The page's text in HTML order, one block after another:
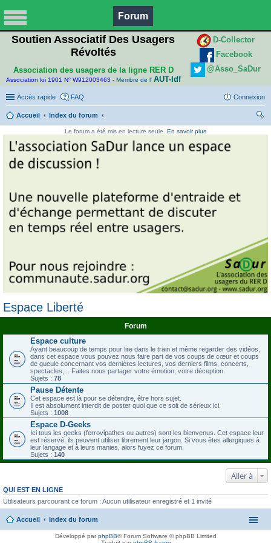
Forum
Soutien Associatif Des Usagers
Révoltés
Association des usagers de la ligne RER D
Association loi 1901 N° W912003463 - Membre de l' AUT-Idf
D-Collector
Facebook
@Asso_SaDur
Accès rapide FAQ Connexion
Accueil
Index du forum
Le forum a été mis en lecture seule. En savoir plus
Espace Liberté
Forum
Espace culture
Ayant beaucoup de temps pour lire dans le train et même regarder des vidéos,
dans cet espace vous pouvez nous faire part de vos coups de cœur et coups
de gueule concernant vos dernières lectures, vos derniers films, concerts,
spectacles,... Faites nous partager votre émotion, votre déception.
Sujets : 78
Pause Détente
Cet espace est là pour se détendre, être hors sujet.
Il est absolument interdit de poster quoi que ce soit de sérieux ici.
Sujets : 1008
Espace D-Geeks
Ici tous les geeks (ferrovipathes ou autres) sont les bienvenus. Cet espace leur
est réservé, ils peuvent utiliser librement leur jargon. Si vous êtes allergiques à
leur langage et à leurs manies, alors fuyez ce forum.
Sujets : 140
Aller à
QUI EST EN LIGNE
Utilisateurs parcourant ce forum : Aucun utilisateur enregistré et 1 invité
Accueil Index du forum
Développé parphpBB® Forum Software © phpBB Limited